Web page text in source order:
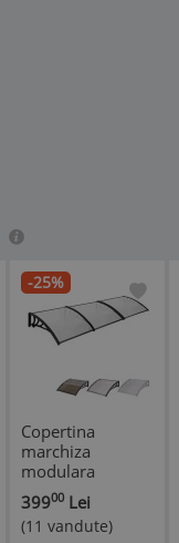
-25%
Copertina
marchiza
modulara
360x80cm Negru
Maro Gri
Policarbonat clar
39900 Lei
(11 vandute)